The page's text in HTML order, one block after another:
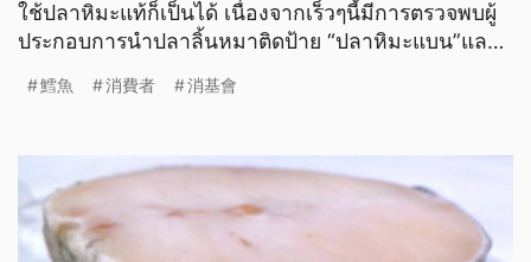
ใช้ปลาหิมะแท้ก็เป็นได้ เนื่องจากเร็วๆนี้มีการตรวจพบผู้
ประกอบการนำปลาลิ้นหมาติดป้าย “ปลาหิมะแบน”และ
鱈魚 消費者 消基會